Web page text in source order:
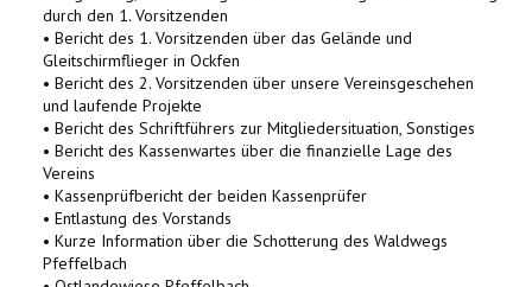
durch den 1. Vorsitzenden
• Bericht des 1. Vorsitzenden über das Gelände und
Gleitschirmflieger in Ockfen
• Bericht des 2. Vorsitzenden über unsere Vereinsgeschehen
und laufende Projekte
• Bericht des Schriftführers zur Mitgliedersituation, Sonstiges
• Bericht des Kassenwartes über die finanzielle Lage des
Vereins
• Kassenprüfbericht der beiden Kassenprüfer
• Entlastung des Vorstands
• Kurze Information über die Schotterung des Waldwegs
Pfeffelbach